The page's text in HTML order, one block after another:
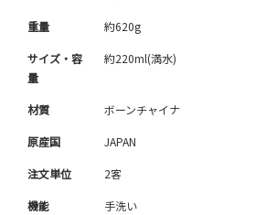
重量 約620g
サイズ・容
量
約220ml(満水)
材質 ボーンチャイナ
原産国 JAPAN
注文単位 2客
機能 手洗い